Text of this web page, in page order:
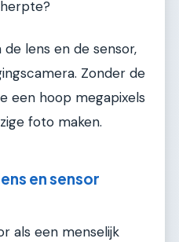
lens en de sensor,
Zonder de
een hoop megapixels
foto maken.
en sensor
als een menselijk